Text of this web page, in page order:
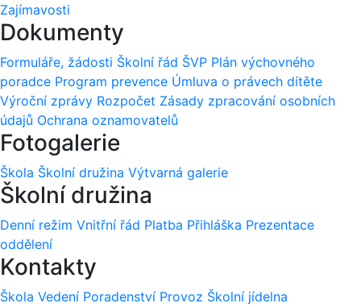
Zajímavosti
Dokumenty
Formuláře, žádosti Školní řád ŠVP Plán výchovného
poradce Program prevence Úmluva o právech dítěte
Výroční zprávy Rozpočet Zásady zpracování osobních
údajů Ochrana oznamovatelů
Fotogalerie
Škola Školní družina Výtvarná galerie
Školní družina
Denní režim Vnitřní řád Platba Přihláška Prezentace
oddělení
Kontakty
Škola Vedení Poradenství Provoz Školní jídelna